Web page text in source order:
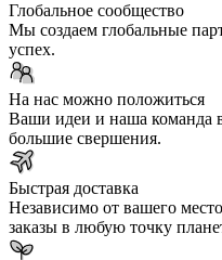
Глобальное сообщество
Мы создаем глобальные
успех.
На нас можно положиться
Ваши идеи и наша команда
большие свершения.
Быстрая доставка
Независимо от вашего
заказы в любую точку